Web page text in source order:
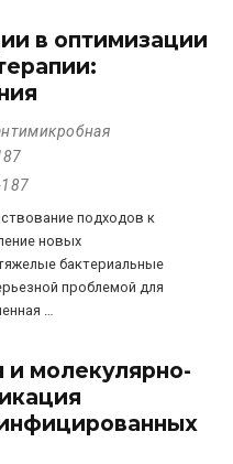
в оптимизации
подходов к
новых
бактериальные
проблемой для
…
и молекулярно-